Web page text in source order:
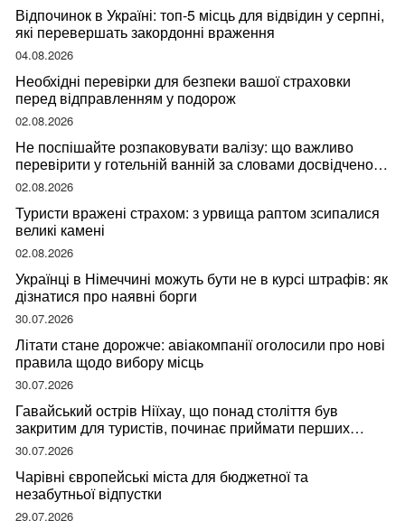
Відпочинок в Україні: топ-5 місць для відвідин у серпні,
які перевершать закордонні враження
04.08.2026
Необхідні перевірки для безпеки вашої страховки
перед відправленням у подорож
02.08.2026
Не поспішайте розпаковувати валізу: що важливо
перевірити у готельній ванній за словами досвідченої
мандрівниці
02.08.2026
Туристи вражені страхом: з урвища раптом зсипалися
великі камені
02.08.2026
Українці в Німеччині можуть бути не в курсі штрафів: як
дізнатися про наявні борги
30.07.2026
Літати стане дорожче: авіакомпанії оголосили про нові
правила щодо вибору місць
30.07.2026
Гавайський острів Ніїхау, що понад століття був
закритим для туристів, починає приймати перших
відвідувачів
30.07.2026
Чарівні європейські міста для бюджетної та
незабутньої відпустки
29.07.2026